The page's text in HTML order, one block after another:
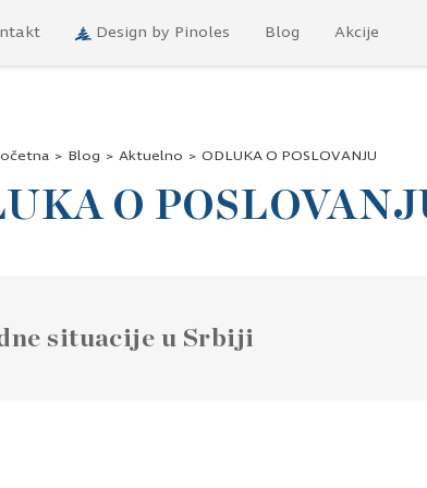
Design by Pinoles Blog Akcije
> Blog > Aktuelno > ODLUKA O POSLOVANJU
O
situacije u Srbiji